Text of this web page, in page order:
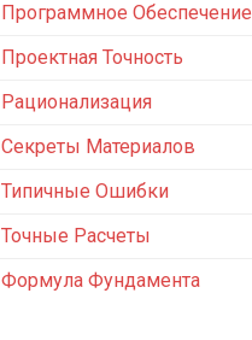
Программное Обеспечение
Проектная Точность
Рационализация
Секреты Материалов
Типичные Ошибки
Точные Расчеты
Формула Фундамента